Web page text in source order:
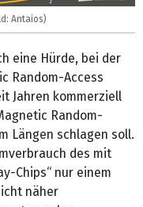
Antaios)
eine Hürde, bei der
Random-Access
Jahren kommerziell
Random-
Längen schlagen soll.
des mit
Chips“ nur einem
näher